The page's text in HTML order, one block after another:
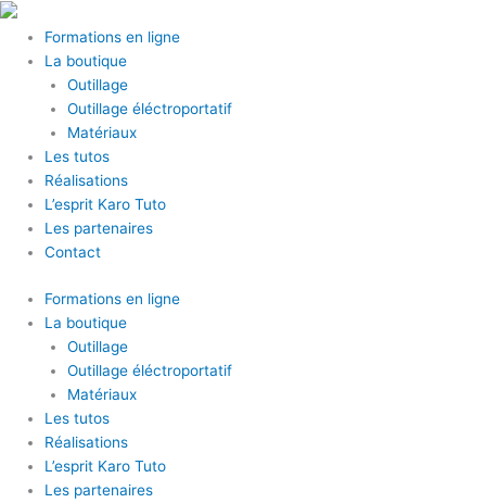
Aller
contenu
Formations en ligne
La boutique
Outillage
Outillage éléctroportatif
Matériaux
Les tutos
Réalisations
L’esprit Karo Tuto
Les partenaires
Contact
Formations en ligne
La boutique
Outillage
Outillage éléctroportatif
Matériaux
Les tutos
Réalisations
L’esprit Karo Tuto
Les partenaires